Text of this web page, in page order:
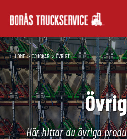
TRUCKAR
UTHYRNING
SERVICE & RESERVDELAR
UTBILDNING
HOME TRUCKAR ÖVRIGT
Här hittar du övriga